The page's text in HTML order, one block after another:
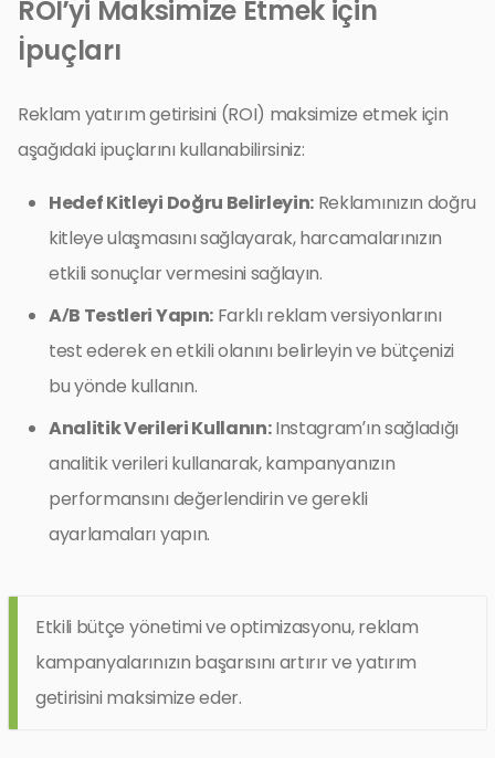
ROI’yi Maksimize Etmek için
İpuçları
Reklam yatırım getirisini (ROI) maksimize etmek için
aşağıdaki ipuçlarını kullanabilirsiniz:
Hedef Kitleyi Doğru Belirleyin: Reklamınızın doğru
kitleye ulaşmasını sağlayarak, harcamalarınızın
etkili sonuçlar vermesini sağlayın.
A/B Testleri Yapın:Farklı reklam versiyonlarını
test ederek en etkili olanını belirleyin ve bütçenizi
bu yönde kullanın.
Analitik Verileri Kullanın:Instagram’ın sağladığı
analitik verileri kullanarak, kampanyanızın
performansını değerlendirin ve gerekli
ayarlamaları yapın.
Etkili bütçe yönetimi ve optimizasyonu, reklam
kampanyalarınızın başarısını artırır ve yatırım
getirisini maksimize eder.